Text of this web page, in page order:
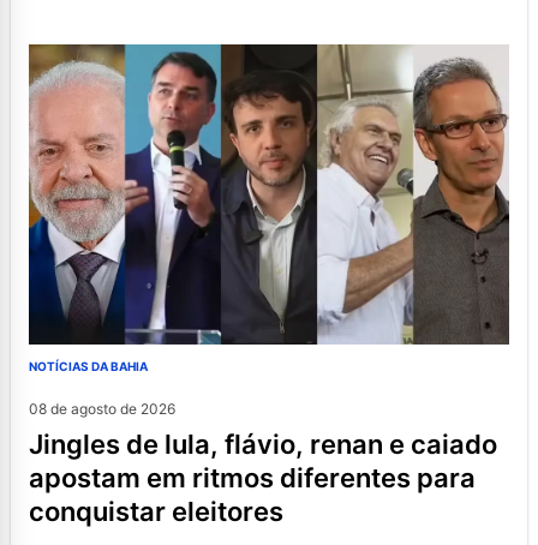
NOTÍCIAS DA BAHIA
08 de agosto de 2026
jingles de lula, flávio, renan e caiado
apostam em ritmos diferentes para
conquistar eleitores